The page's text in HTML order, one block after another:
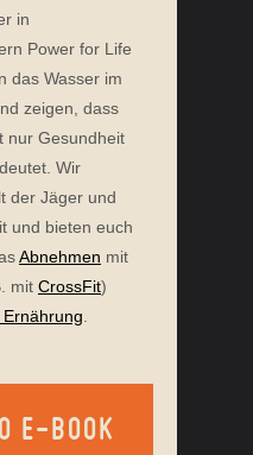
in
Power for Life
das Wasser im
zeigen, dass
nur Gesundheit
Wir
der Jäger und
und bieten euch
Abnehmen mit
mit CrossFit)
E-BOOK